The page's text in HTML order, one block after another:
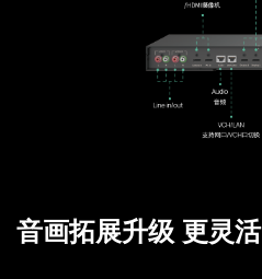
音画拓展升级 更灵活